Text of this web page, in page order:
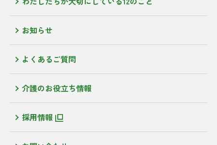
お知らせ
よくあるご質問
介護のお役立ち情報
採用情報